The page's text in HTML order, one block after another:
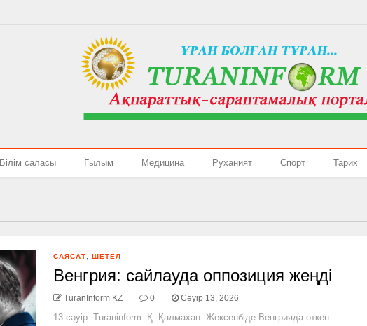
Білім саласы Ғылым Медицина Руханият Спорт Тарих
САЯСАТ ШЕТЕЛ
Венгрия: сайлауда оппозиция жеңді
TuranInform KZ 0 Сәуір 13, 2026
13-сәуір. Turaninform. Қ. Қалмахан. Жексенбіде Венгрияда өткен